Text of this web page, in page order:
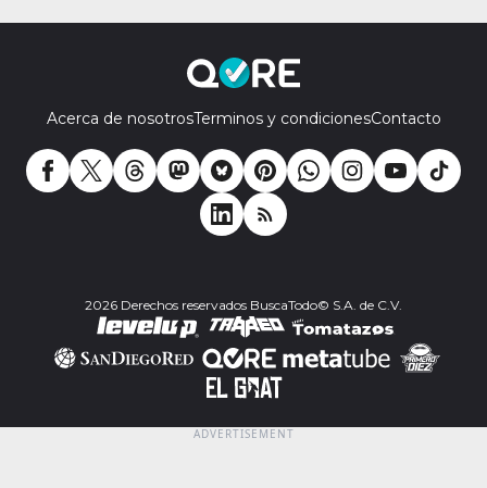
Acerca de nosotrosTerminos y condicionesContacto
2026 Derechos reservados BuscaTodo© S.A. de C.V.